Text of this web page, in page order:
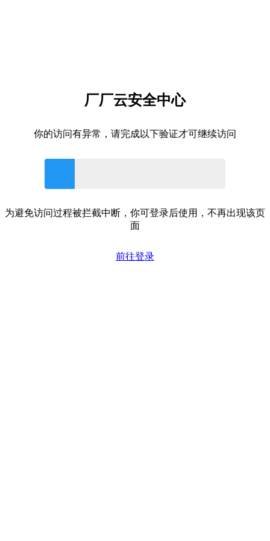
厂厂云安全中心
你的访问有异常，请完成以下验证才可继续访问
为避免访问过程被拦截中断，你可登录后使用，不再出现该页
面
前往登录